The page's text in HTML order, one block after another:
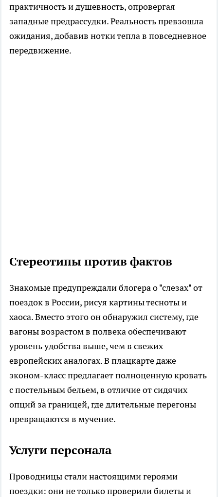
практичность и душевность, опровергая
западные предрассудки. Реальность превзошла
ожидания, добавив нотки тепла в повседневное
передвижение.
Стереотипы против фактов
Знакомые предупреждали блогера о "слезах" от
поездок в России, рисуя картины тесноты и
хаоса. Вместо этого он обнаружил систему, где
вагоны возрастом в полвека обеспечивают
уровень удобства выше, чем в свежих
европейских аналогах. В плацкарте даже
эконом-класс предлагает полноценную кровать
с постельным бельем, в отличие от сидячих
опций за границей, где длительные перегоны
превращаются в мучение.
Услуги персонала
Проводницы стали настоящими героями
поездки: они не только проверили билеты и